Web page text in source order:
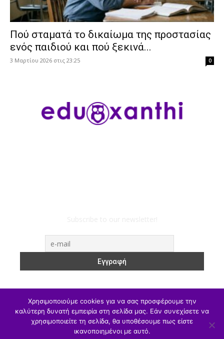
Πού σταματά το δικαίωμα της προστασίας
ενός παιδιού και πού ξεκινά...
3 Μαρτίου 2026 στις 23:25 0
ΥΠΑΙΘΑ Υπηρεσιακά Α/θμια Β/θμια
Γ/θμια
Θέσεις Εργασίας
Αθλητισμός
Χρησιμοποιούμε cookies για να σας προσφέρουμε την
καλύτερη δυνατή εμπειρία στη σελίδα μας. Εάν συνεχίσετε να
χρησιμοποιείτε τη σελίδα, θα υποθέσουμε πως είστε
ικανοποιημένοι με αυτό.